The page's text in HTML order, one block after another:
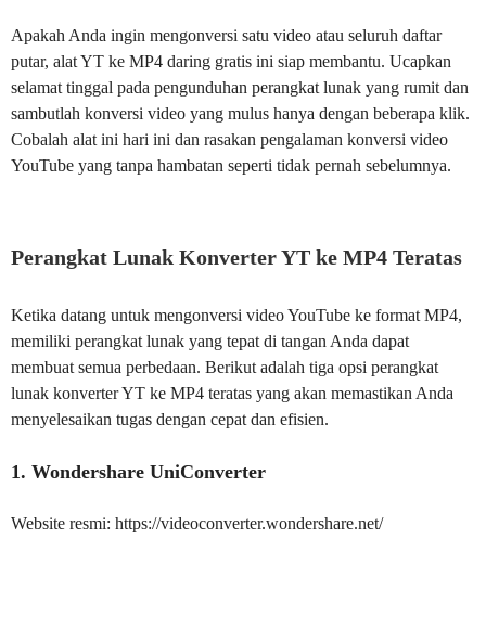
Apakah Anda ingin mengonversi satu video atau seluruh daftar
putar, alat YT ke MP4 daring gratis ini siap membantu. Ucapkan
selamat tinggal pada pengunduhan perangkat lunak yang rumit dan
sambutlah konversi video yang mulus hanya dengan beberapa klik.
Cobalah alat ini hari ini dan rasakan pengalaman konversi video
YouTube yang tanpa hambatan seperti tidak pernah sebelumnya.
Perangkat Lunak Konverter YT ke MP4 Teratas
Ketika datang untuk mengonversi video YouTube ke format MP4,
memiliki perangkat lunak yang tepat di tangan Anda dapat
membuat semua perbedaan. Berikut adalah tiga opsi perangkat
lunak konverter YT ke MP4 teratas yang akan memastikan Anda
menyelesaikan tugas dengan cepat dan efisien.
1. Wondershare UniConverter
Website resmi: https://videoconverter.wondershare.net/